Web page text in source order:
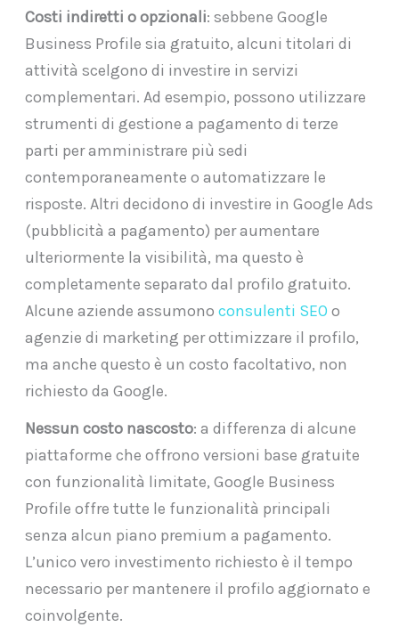
Costi indiretti o opzionali: sebbene Google
Business Profile sia gratuito, alcuni titolari di
attività scelgono di investire in servizi
complementari. Ad esempio, possono utilizzare
strumenti di gestione a pagamento di terze
parti per amministrare più sedi
contemporaneamente o automatizzare le
risposte. Altri decidono di investire in Google Ads
(pubblicità a pagamento) per aumentare
ulteriormente la visibilità, ma questo è
completamente separato dal profilo gratuito.
Alcune aziende assumono consulenti SEO o
agenzie di marketing per ottimizzare il profilo,
ma anche questo è un costo facoltativo, non
richiesto da Google.
Nessun costo nascosto: a differenza di alcune
piattaforme che offrono versioni base gratuite
con funzionalità limitate, Google Business
Profile offre tutte le funzionalità principali
senza alcun piano premium a pagamento.
L’unico vero investimento richiesto è il tempo
necessario per mantenere il profilo aggiornato e
coinvolgente.